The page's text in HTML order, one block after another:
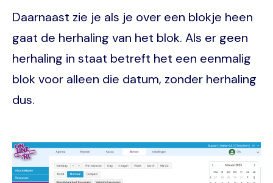
Daarnaast zie je als je over een blokje heen
gaat de herhaling van het blok. Als er geen
herhaling in staat betreft het een eenmalig
blok voor alleen die datum, zonder herhaling
dus.
Image